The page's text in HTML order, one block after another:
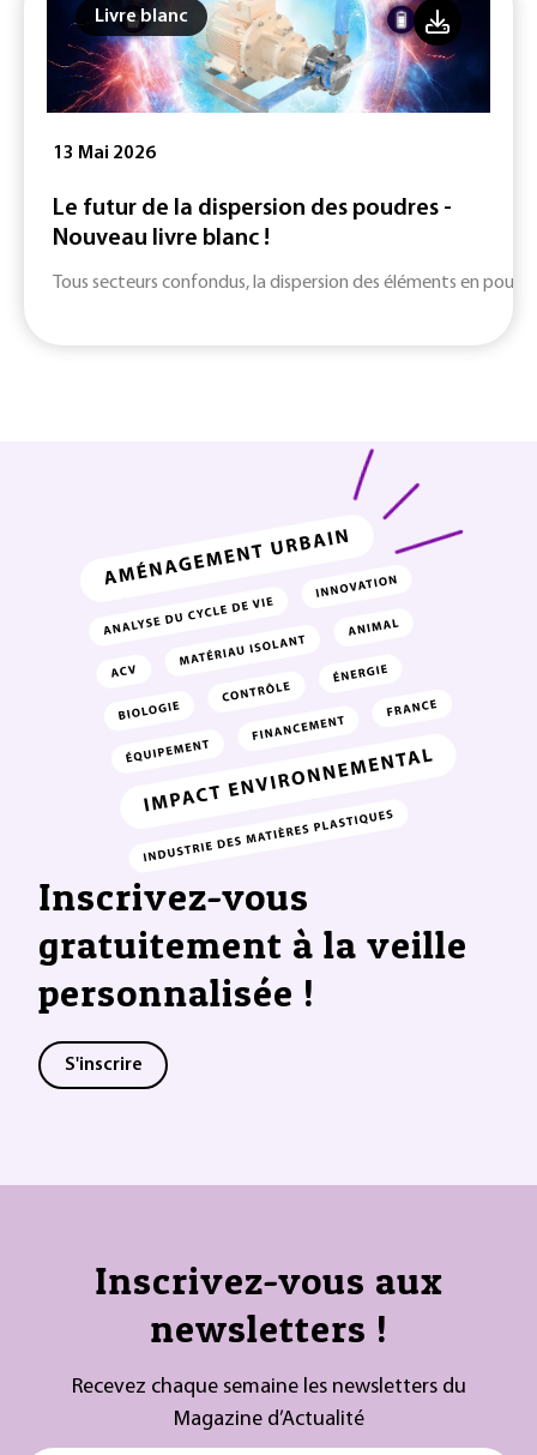
Livre blanc
13 Mai 2026
Le futur de la dispersion des poudres -
Nouveau livre blanc !
Tous secteurs confondus, la dispersion des éléments en
Inscrivez-vous
gratuitement à la veille
personnalisée !
S'inscrire
Inscrivez-vous aux
newsletters !
Recevez chaque semaine les newsletters du
Magazine d’Actualité